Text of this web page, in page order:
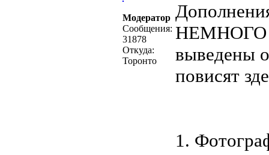
Модератор
Сообщения:
31878
Откуда:
Торонто
НЕМНОГО
выведены
повисят
1.